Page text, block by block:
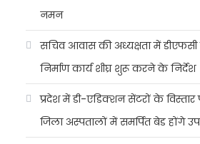
नमन
सचिव आवास की अध्यक्षता में
निर्माण कार्य शीघ्र शुरू करने के निर्देश
प्रदेश में डी-एडिक्शन सेंटरों के विस्तार
जिला अस्पतालों में समर्पित बेड होंगे